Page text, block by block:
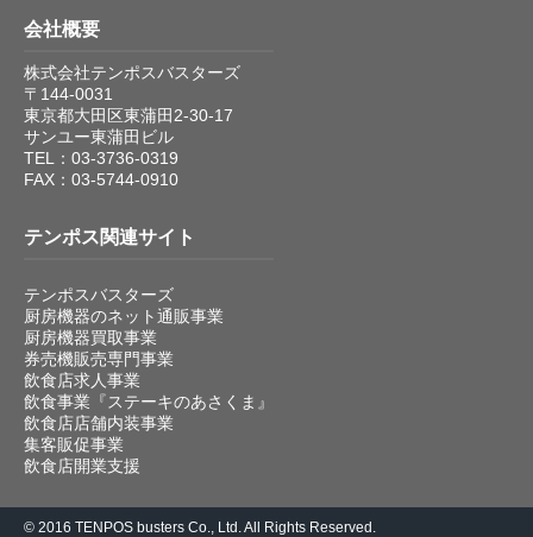
会社概要
株式会社テンポスバスターズ
〒144-0031
東京都大田区東蒲田2-30-17
サンユー東蒲田ビル
TEL：03-3736-0319
FAX：03-5744-0910
テンポス関連サイト
テンポスバスターズ
厨房機器のネット通販事業
厨房機器買取事業
券売機販売専門事業
飲食店求人事業
飲食事業『ステーキのあさくま』
飲食店店舗内装事業
集客販促事業
飲食店開業支援
© 2016 TENPOS busters Co., Ltd. All Rights Reserved.